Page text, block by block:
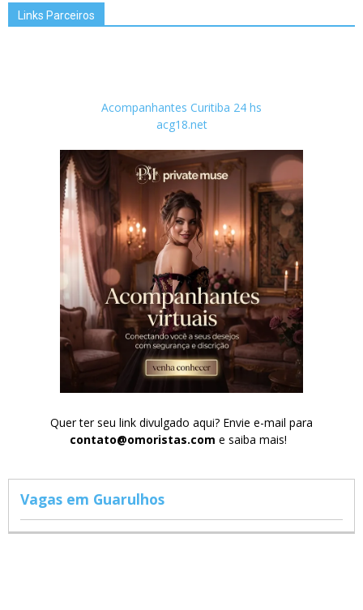
Links Parceiros
Acompanhantes Curitiba 24 hs
acg18.net
Quer ter seu link divulgado aqui? Envie e-mail para
contato@omoristas.com e saiba mais!
Vagas em Guarulhos